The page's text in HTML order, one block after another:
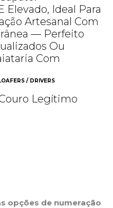
Elevado, Ideal Para
Artesanal Com
— Perfeito
Ou
Com
/ DRIVERS
Legítimo
opções de numeração